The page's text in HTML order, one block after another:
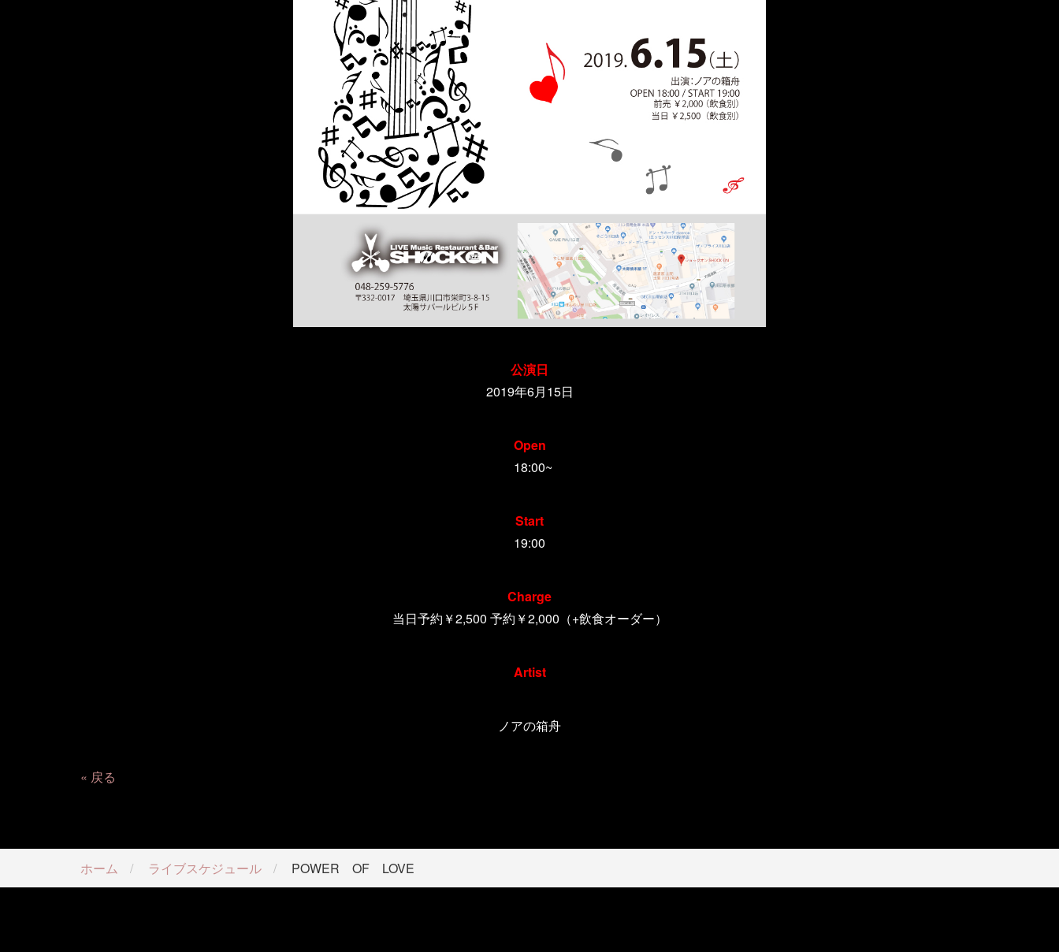
公演日
2019年6月15日
Open
18:00~
Start
19:00
Charge
当日予約￥2,500 予約￥2,000（+飲食オーダー）
Artist
ノアの箱舟
戻る
ホーム ライブスケジュール POWER OF LOVE